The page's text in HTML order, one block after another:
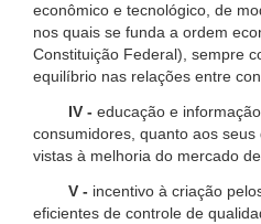
econômico e tecnológico, de
nos quais se funda a ordem
Constituição Federal), sempre
equilíbrio nas relações entre
IV - educação e
consumidores, quanto aos
vistas à melhoria do mercado
V - incentivo à criação
eficientes de controle de